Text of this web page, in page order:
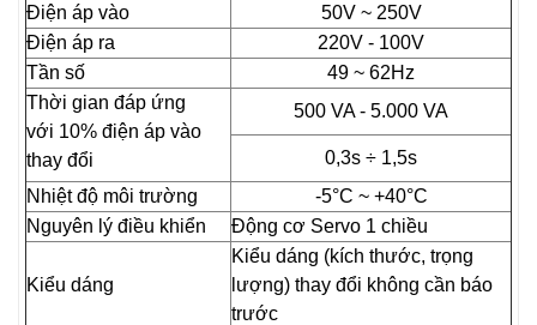
Điện áp vào
50V ~ 250V
Điện áp ra
220V - 100V
Tần số
49 ~ 62Hz
Thời gian đáp ứng
với 10% điện áp vào
thay đổi
500 VA - 5.000 VA
0,3s ÷ 1,5s
Nhiệt độ môi trường
-5°C ~ +40°C
Nguyên lý điều khiển
Động cơ Servo 1 chiều
Kiểu dáng
Kiểu dáng (kích thước, trọng
lượng) thay đổi không cần báo
trước